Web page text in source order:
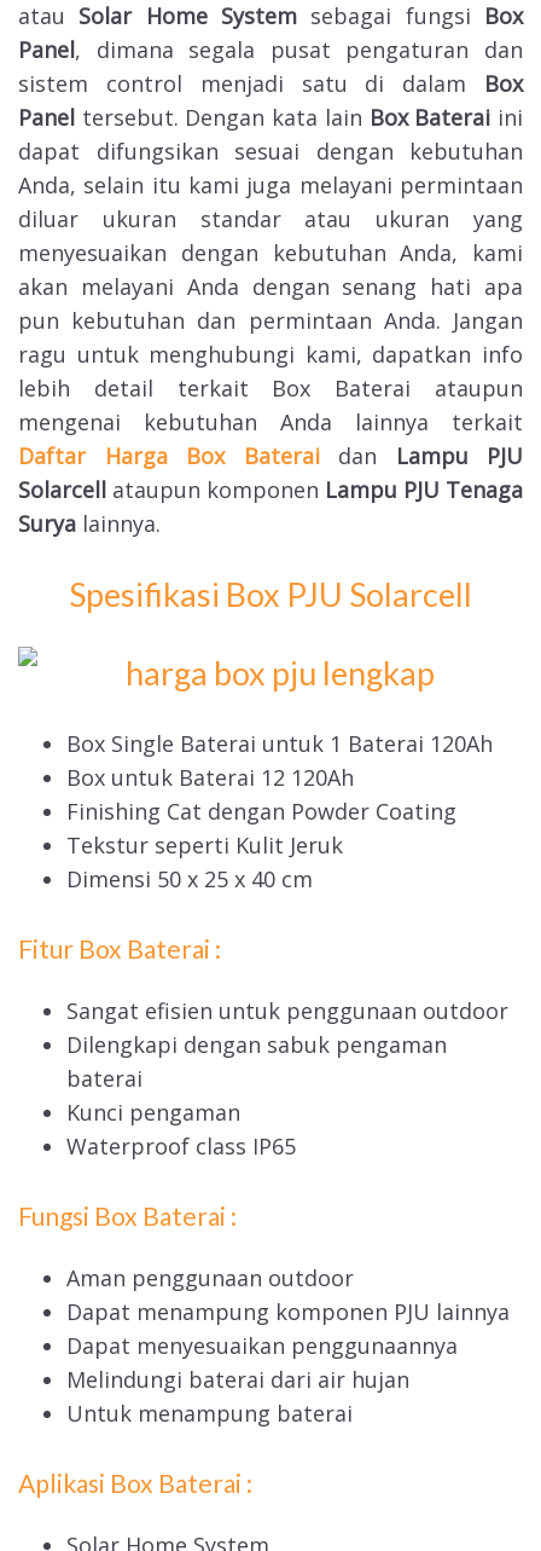
atau Solar Home System sebagai fungsi Box
Panel, dimana segala pusat pengaturan dan
sistem control menjadi satu di dalam Box
Panel tersebut. Dengan kata lain Box Baterai ini
dapat difungsikan sesuai dengan kebutuhan
Anda, selain itu kami juga melayani permintaan
diluar ukuran standar atau ukuran yang
menyesuaikan dengan kebutuhan Anda, kami
akan melayani Anda dengan senang hati apa
pun kebutuhan dan permintaan Anda. Jangan
ragu untuk menghubungi kami, dapatkan info
lebih detail terkait Box Baterai ataupun
mengenai kebutuhan Anda lainnya terkait
Daftar Harga Box Bateraidan
Lampu PJU
Solarcell ataupun komponen Lampu PJU Tenaga
Surya lainnya.
Spesifikasi Box PJU Solarcell
Box Single Baterai untuk 1 Baterai 120Ah
Box untuk Baterai 12 120Ah
Finishing Cat dengan Powder Coating
Tekstur seperti Kulit Jeruk
Dimensi 50 x 25 x 40 cm
Fitur Box Baterai :
Sangat efisien untuk penggunaan outdoor
Dilengkapi dengan sabuk pengaman
baterai
Kunci pengaman
Waterproof class IP65
Fungsi Box Baterai :
Aman penggunaan outdoor
Dapat menampung komponen PJU lainnya
Dapat menyesuaikan penggunaannya
Melindungi baterai dari air hujan
Untuk menampung baterai
Aplikasi Box Baterai :
Solar Home System